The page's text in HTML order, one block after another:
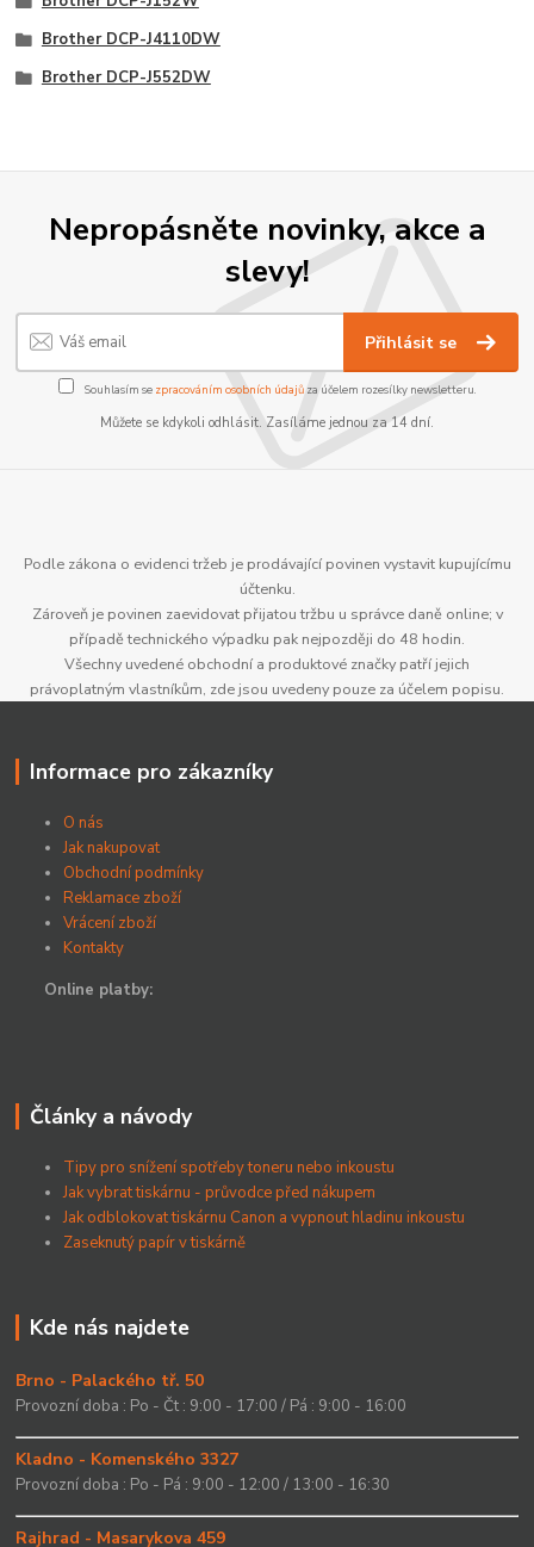
Brother DCP-J4110DW
Brother DCP-J552DW
Nepropásněte novinky, akce a
slevy!
Přihlásit se
Souhlasím se zpracováním osobních údajůza účelem rozesílky newsletteru.
Můžete se kdykoli odhlásit. Zasíláme jednou za 14 dní.
Podle zákona o evidenci tržeb je prodávající povinen vystavit kupujícímu
účtenku.
Zároveň je povinen zaevidovat přijatou tržbu u správce daně online; v
případě technického výpadku pak nejpozději do 48 hodin.
Všechny uvedené obchodní a produktové značky patří jejich
právoplatným vlastníkům, zde jsou uvedeny pouze za účelem popisu.
Informace pro zákazníky
O nás
Jak nakupovat
Obchodní podmínky
Reklamace zboží
Vrácení zboží
Kontakty
Online platby:
Články a návody
Tipy pro snížení spotřeby toneru nebo inkoustu
Jak vybrat tiskárnu - průvodce před nákupem
Jak odblokovat tiskárnu Canon a vypnout hladinu inkoustu
Zaseknutý papír v tiskárně
Kde nás najdete
Brno - Palackého tř. 50
Provozní doba : Po - Čt : 9:00 - 17:00 / Pá : 9:00 - 16:00
Kladno - Komenského 3327
Provozní doba : Po - Pá : 9:00 - 12:00 / 13:00 - 16:30
Rajhrad - Masarykova 459